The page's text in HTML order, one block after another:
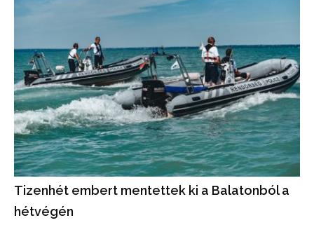
Tizenhét embert mentettek ki a Balatonból a
hétvégén